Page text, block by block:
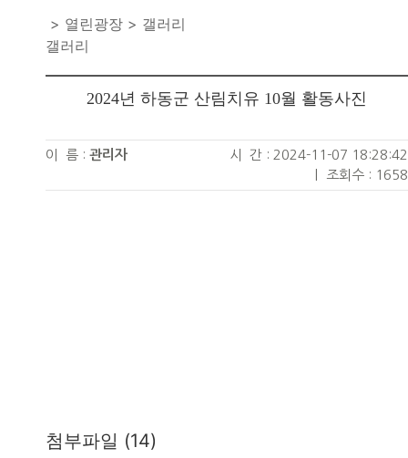
> 열린광장 > 갤러리
갤러리
2024년 하동군 산림치유 10월 활동사진
이 름 : 관리자
시 간 : 2024-11-07 18:28:42
조회수 : 1658
첨부파일 (14)